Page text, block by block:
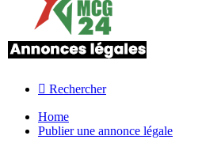
Rechercher
Home
Publier une annonce légale